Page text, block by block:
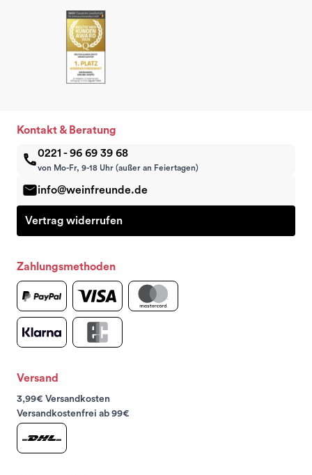
Kontakt & Beratung
0221 - 96 69 39 68
von Mo-Fr, 9-18 Uhr (außer an Feiertagen)
info@weinfreunde.de
Vertrag widerrufen
Zahlungsmethoden
Versand
3,99€ Versandkosten
Versandkostenfrei ab 99€